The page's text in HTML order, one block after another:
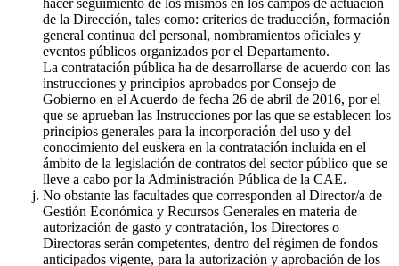
de la Dirección, tales como: criterios de traducción, formación
general continua del personal, nombramientos oficiales y
eventos públicos organizados por el Departamento.
La contratación pública ha de desarrollarse de acuerdo con las
instrucciones y principios aprobados por Consejo de
Gobierno en el Acuerdo de fecha 26 de abril de 2016, por el
que se aprueban las Instrucciones por las que se establecen los
principios generales para la incorporación del uso y del
conocimiento del euskera en la contratación incluida en el
ámbito de la legislación de contratos del sector público que se
lleve a cabo por la Administración Pública de la CAE.
No obstante las facultades que corresponden al Director/a de
Gestión Económica y Recursos Generales en materia de
autorización de gasto y contratación, los Directores o
Directoras serán competentes, dentro del régimen de fondos
anticipados vigente, para la autorización y aprobación de los